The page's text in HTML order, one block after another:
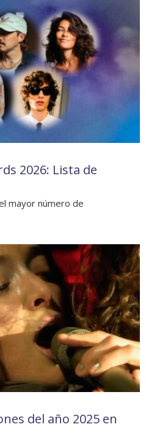
2026: Lista de
mayor número de
del año 2025 en